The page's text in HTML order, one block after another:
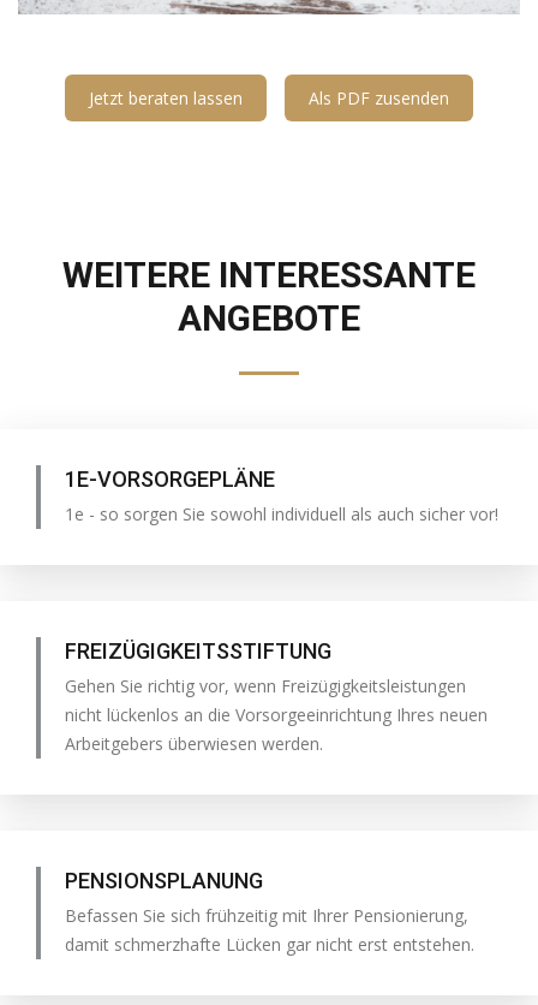
Jetzt beraten lassen Als PDF zusenden
WEITERE INTERESSANTE
ANGEBOTE
1E-VORSORGEPLÄNE
1e - so sorgen Sie sowohl individuell als auch sicher vor!
FREIZÜGIGKEITSSTIFTUNG
Gehen Sie richtig vor, wenn Freizügigkeitsleistungen
nicht lückenlos an die Vorsorgeeinrichtung Ihres neuen
Arbeitgebers überwiesen werden.
PENSIONSPLANUNG
Befassen Sie sich frühzeitig mit Ihrer Pensionierung,
damit schmerzhafte Lücken gar nicht erst entstehen.